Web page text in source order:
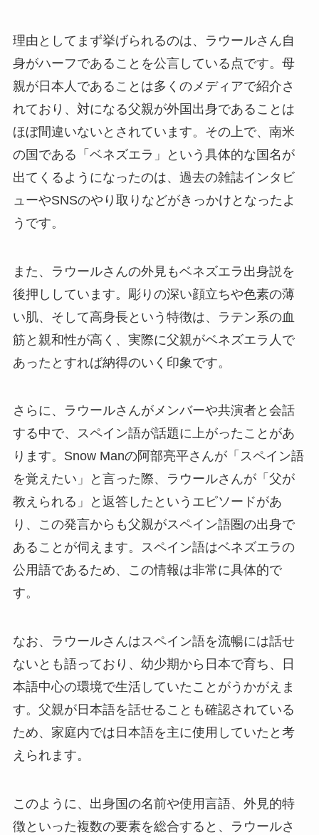
理由としてまず挙げられるのは、ラウールさん自
身がハーフであることを公言している点です。母
親が日本人であることは多くのメディアで紹介さ
れており、対になる父親が外国出身であることは
ほぼ間違いないとされています。その上で、南米
の国である「ベネズエラ」という具体的な国名が
出てくるようになったのは、過去の雑誌インタビ
ューやSNSのやり取りなどがきっかけとなったよ
うです。
また、ラウールさんの外見もベネズエラ出身説を
後押ししています。彫りの深い顔立ちや色素の薄
い肌、そして高身長という特徴は、ラテン系の血
筋と親和性が高く、実際に父親がベネズエラ人で
あったとすれば納得のいく印象です。
さらに、ラウールさんがメンバーや共演者と会話
する中で、スペイン語が話題に上がったことがあ
ります。Snow Manの阿部亮平さんが「スペイン語
を覚えたい」と言った際、ラウールさんが「父が
教えられる」と返答したというエピソードがあ
り、この発言からも父親がスペイン語圏の出身で
あることが伺えます。スペイン語はベネズエラの
公用語であるため、この情報は非常に具体的で
す。
なお、ラウールさんはスペイン語を流暢には話せ
ないとも語っており、幼少期から日本で育ち、日
本語中心の環境で生活していたことがうかがえま
す。父親が日本語を話せることも確認されている
ため、家庭内では日本語を主に使用していたと考
えられます。
このように、出身国の名前や使用言語、外見的特
徴といった複数の要素を総合すると、ラウールさ